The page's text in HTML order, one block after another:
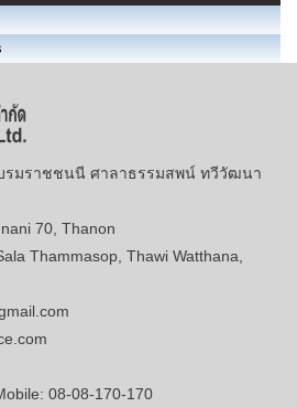
รมราชชนนี ศาลาธรรมสพน์ ทวีวัฒนา
70, Thanon
Thammasop, Thawi Watthana,
08-08-170-170